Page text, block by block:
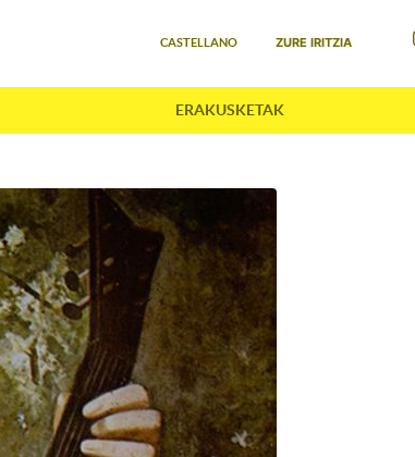
CASTELLANO ZURE IRITZIA
ERAKUSKETAK